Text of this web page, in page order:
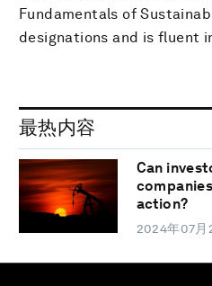
Fundamentals of
designations and is fluent
最热内容
Can
action?
2024年07月